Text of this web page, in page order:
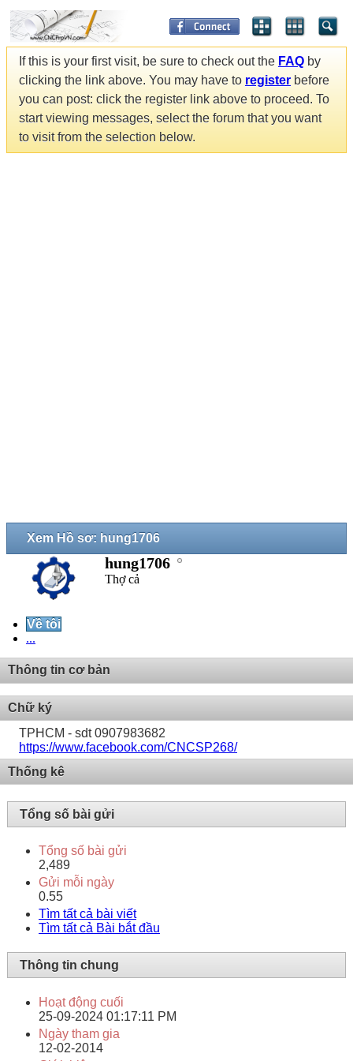
If this is your first visit, be sure to check out the FAQ by
clicking the link above. You may have to register before
you can post: click the register link above to proceed. To
start viewing messages, select the forum that you want
to visit from the selection below.
Xem Hồ sơ: hung1706
hung1706
Thợ cả
Về tôi
...
Thông tin cơ bản
Chữ ký
TPHCM - sdt 0907983682
https://www.facebook.com/CNCSP268/
Thống kê
Tổng số bài gửi
Tổng số bài gửi
2,489
Gửi mỗi ngày
0.55
Tìm tất cả bài viết
Tìm tất cả Bài bắt đầu
Thông tin chung
Hoạt động cuối
25-09-2024 01:17:11 PM
Ngày tham gia
12-02-2014